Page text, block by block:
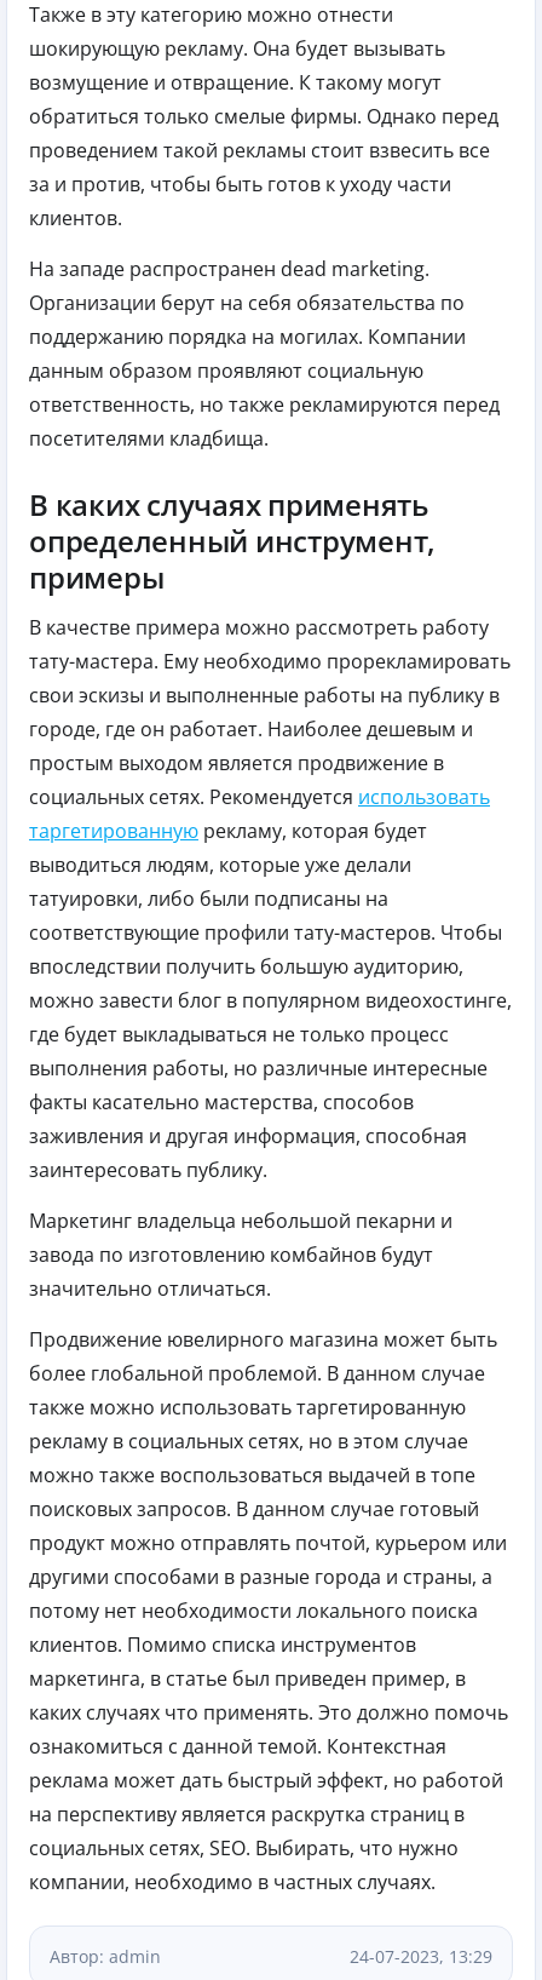
Также в эту категорию можно отнести
шокирующую рекламу. Она будет вызывать
возмущение и отвращение. К такому могут
обратиться только смелые фирмы. Однако перед
проведением такой рекламы стоит взвесить все
за и против, чтобы быть готов к уходу части
клиентов.
На западе распространен dead marketing.
Организации берут на себя обязательства по
поддержанию порядка на могилах. Компании
данным образом проявляют социальную
ответственность, но также рекламируются перед
посетителями кладбища.
В каких случаях применять
определенный инструмент,
примеры
В качестве примера можно рассмотреть работу
тату-мастера. Ему необходимо прорекламировать
свои эскизы и выполненные работы на публику в
городе, где он работает. Наиболее дешевым и
простым выходом является продвижение в
социальных сетях. Рекомендуется использовать
таргетированную рекламу, которая будет
выводиться людям, которые уже делали
татуировки, либо были подписаны на
соответствующие профили тату-мастеров. Чтобы
впоследствии получить большую аудиторию,
можно завести блог в популярном видеохостинге,
где будет выкладываться не только процесс
выполнения работы, но различные интересные
факты касательно мастерства, способов
заживления и другая информация, способная
заинтересовать публику.
Маркетинг владельца небольшой пекарни и
завода по изготовлению комбайнов будут
значительно отличаться.
Продвижение ювелирного магазина может быть
более глобальной проблемой. В данном случае
также можно использовать таргетированную
рекламу в социальных сетях, но в этом случае
можно также воспользоваться выдачей в топе
поисковых запросов. В данном случае готовый
продукт можно отправлять почтой, курьером или
другими способами в разные города и страны, а
потому нет необходимости локального поиска
клиентов. Помимо списка инструментов
маркетинга, в статье был приведен пример, в
каких случаях что применять. Это должно помочь
ознакомиться с данной темой. Контекстная
реклама может дать быстрый эффект, но работой
на перспективу является раскрутка страниц в
социальных сетях, SEO. Выбирать, что нужно
компании, необходимо в частных случаях.
Автор: admin 24-07-2023, 13:29